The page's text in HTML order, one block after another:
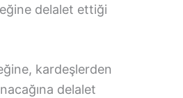
delalet ettiği
kardeşlerden
delalet